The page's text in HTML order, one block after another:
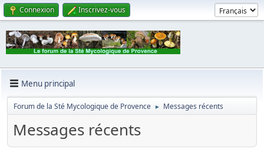
Connexion Inscrivez-vous
Menu principal
Forum de la Sté Mycologique de Provence ► Messages récents
Messages récents